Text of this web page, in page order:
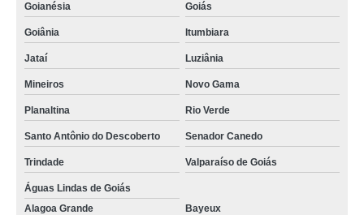
Goianésia Goiás
Goiânia Itumbiara
Jataí Luziânia
Mineiros Novo Gama
Planaltina Rio Verde
Santo Antônio do Descoberto Senador Canedo
Trindade Valparaíso de Goiás
Águas Lindas de Goiás
Alagoa Grande
Bayeux